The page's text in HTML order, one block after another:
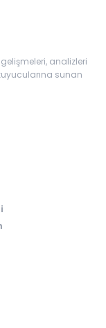
analizleri
sunan